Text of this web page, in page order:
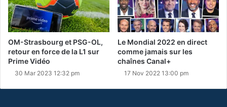
OM-Strasbourg et PSG-OL,
retour en force de la L1 sur
Prime Vidéo
30 Mar 2023 12:32 pm
Le Mondial 2022 en direct
comme jamais sur les
chaînes Canal+
17 Nov 2022 13:00 pm